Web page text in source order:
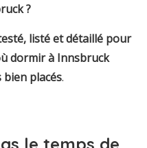
?
listé et détaillé pour
dormir à Innsbruck
bien placés.
le temps de